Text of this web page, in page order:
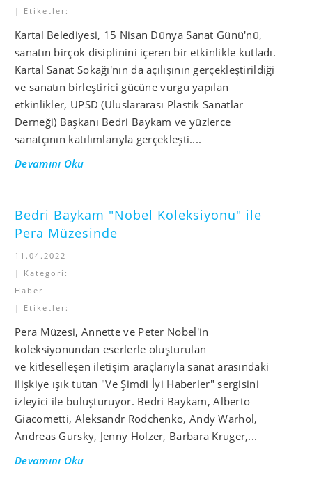
| Etiketler:
Kartal Belediyesi, 15 Nisan Dünya Sanat Günü'nü,
sanatın birçok disiplinini içeren bir etkinlikle kutladı.
Kartal Sanat Sokağı'nın da açılışının gerçekleştirildiği
ve sanatın birleştirici gücüne vurgu yapılan
etkinlikler, UPSD (Uluslararası Plastik Sanatlar
Derneği) Başkanı Bedri Baykam ve yüzlerce
sanatçının katılımlarıyla gerçekleşti....
Devamını Oku
Bedri Baykam "Nobel Koleksiyonu" ile
Pera Müzesinde
11.04.2022
| Kategori:
Haber
| Etiketler:
Pera Müzesi, Annette ve Peter Nobel'in
koleksiyonundan eserlerle oluşturulan
ve kitleselleşen iletişim araçlarıyla sanat arasındaki
ilişkiye ışık tutan "Ve Şimdi İyi Haberler" sergisini
izleyici ile buluşturuyor. Bedri Baykam, Alberto
Giacometti, Aleksandr Rodchenko, Andy Warhol,
Andreas Gursky, Jenny Holzer, Barbara Kruger,...
Devamını Oku